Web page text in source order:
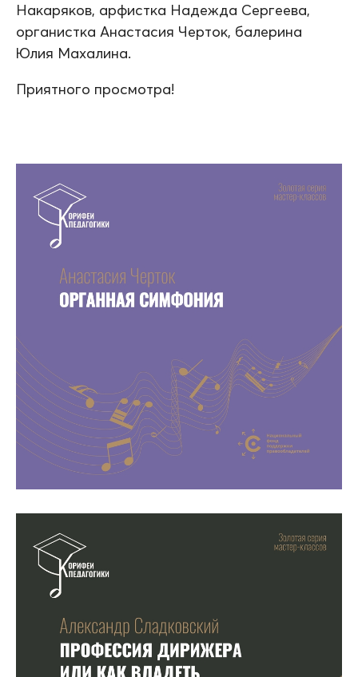
Накаряков, арфистка Надежда Сергеева,
органистка Анастасия Черток, балерина
Юлия Махалина.
Приятного просмотра!